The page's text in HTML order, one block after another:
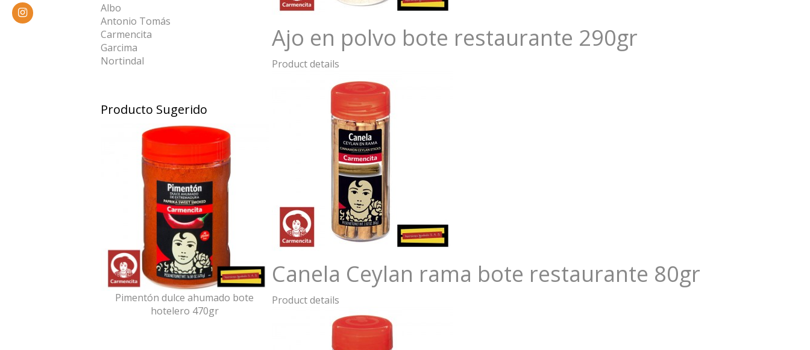
Ajo en polvo bote restaurante 290gr
Product details
Canela Ceylan rama bote restaurante 80gr
Product details
Albo
Antonio Tomás
Carmencita
Garcima
Nortindal
Producto Sugerido
Pimentón dulce ahumado bote
hotelero 470gr